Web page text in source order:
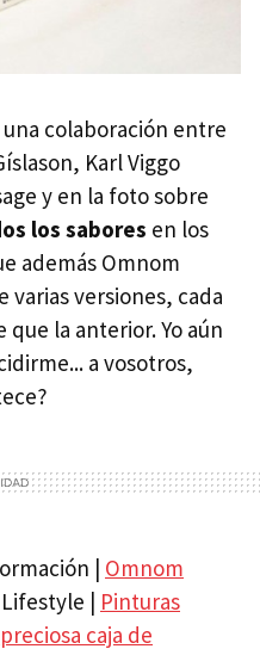
colaboración entre
Karl Viggo
y en la foto sobre
los sabores en los
además Omnom
varias versiones, cada
la anterior. Yo aún
a vosotros,
| Omnom
| Pinturas
caja de